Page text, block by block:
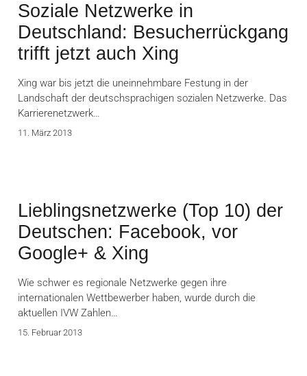
Soziale Netzwerke in
Deutschland: Besucherrückgang
trifft jetzt auch Xing
Xing war bis jetzt die uneinnehmbare Festung in der
Landschaft der deutschsprachigen sozialen Netzwerke. Das
Karrierenetzwerk…
11. März 2013
Lieblingsnetzwerke (Top 10) der
Deutschen: Facebook, vor
Google+ & Xing
Wie schwer es regionale Netzwerke gegen ihre
internationalen Wettbewerber haben, wurde durch die
aktuellen IVW Zahlen…
15. Februar 2013